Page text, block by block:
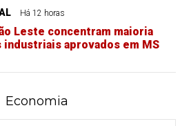
Há 12 horas
Leste concentram maioria
aprovados em MS
Economia